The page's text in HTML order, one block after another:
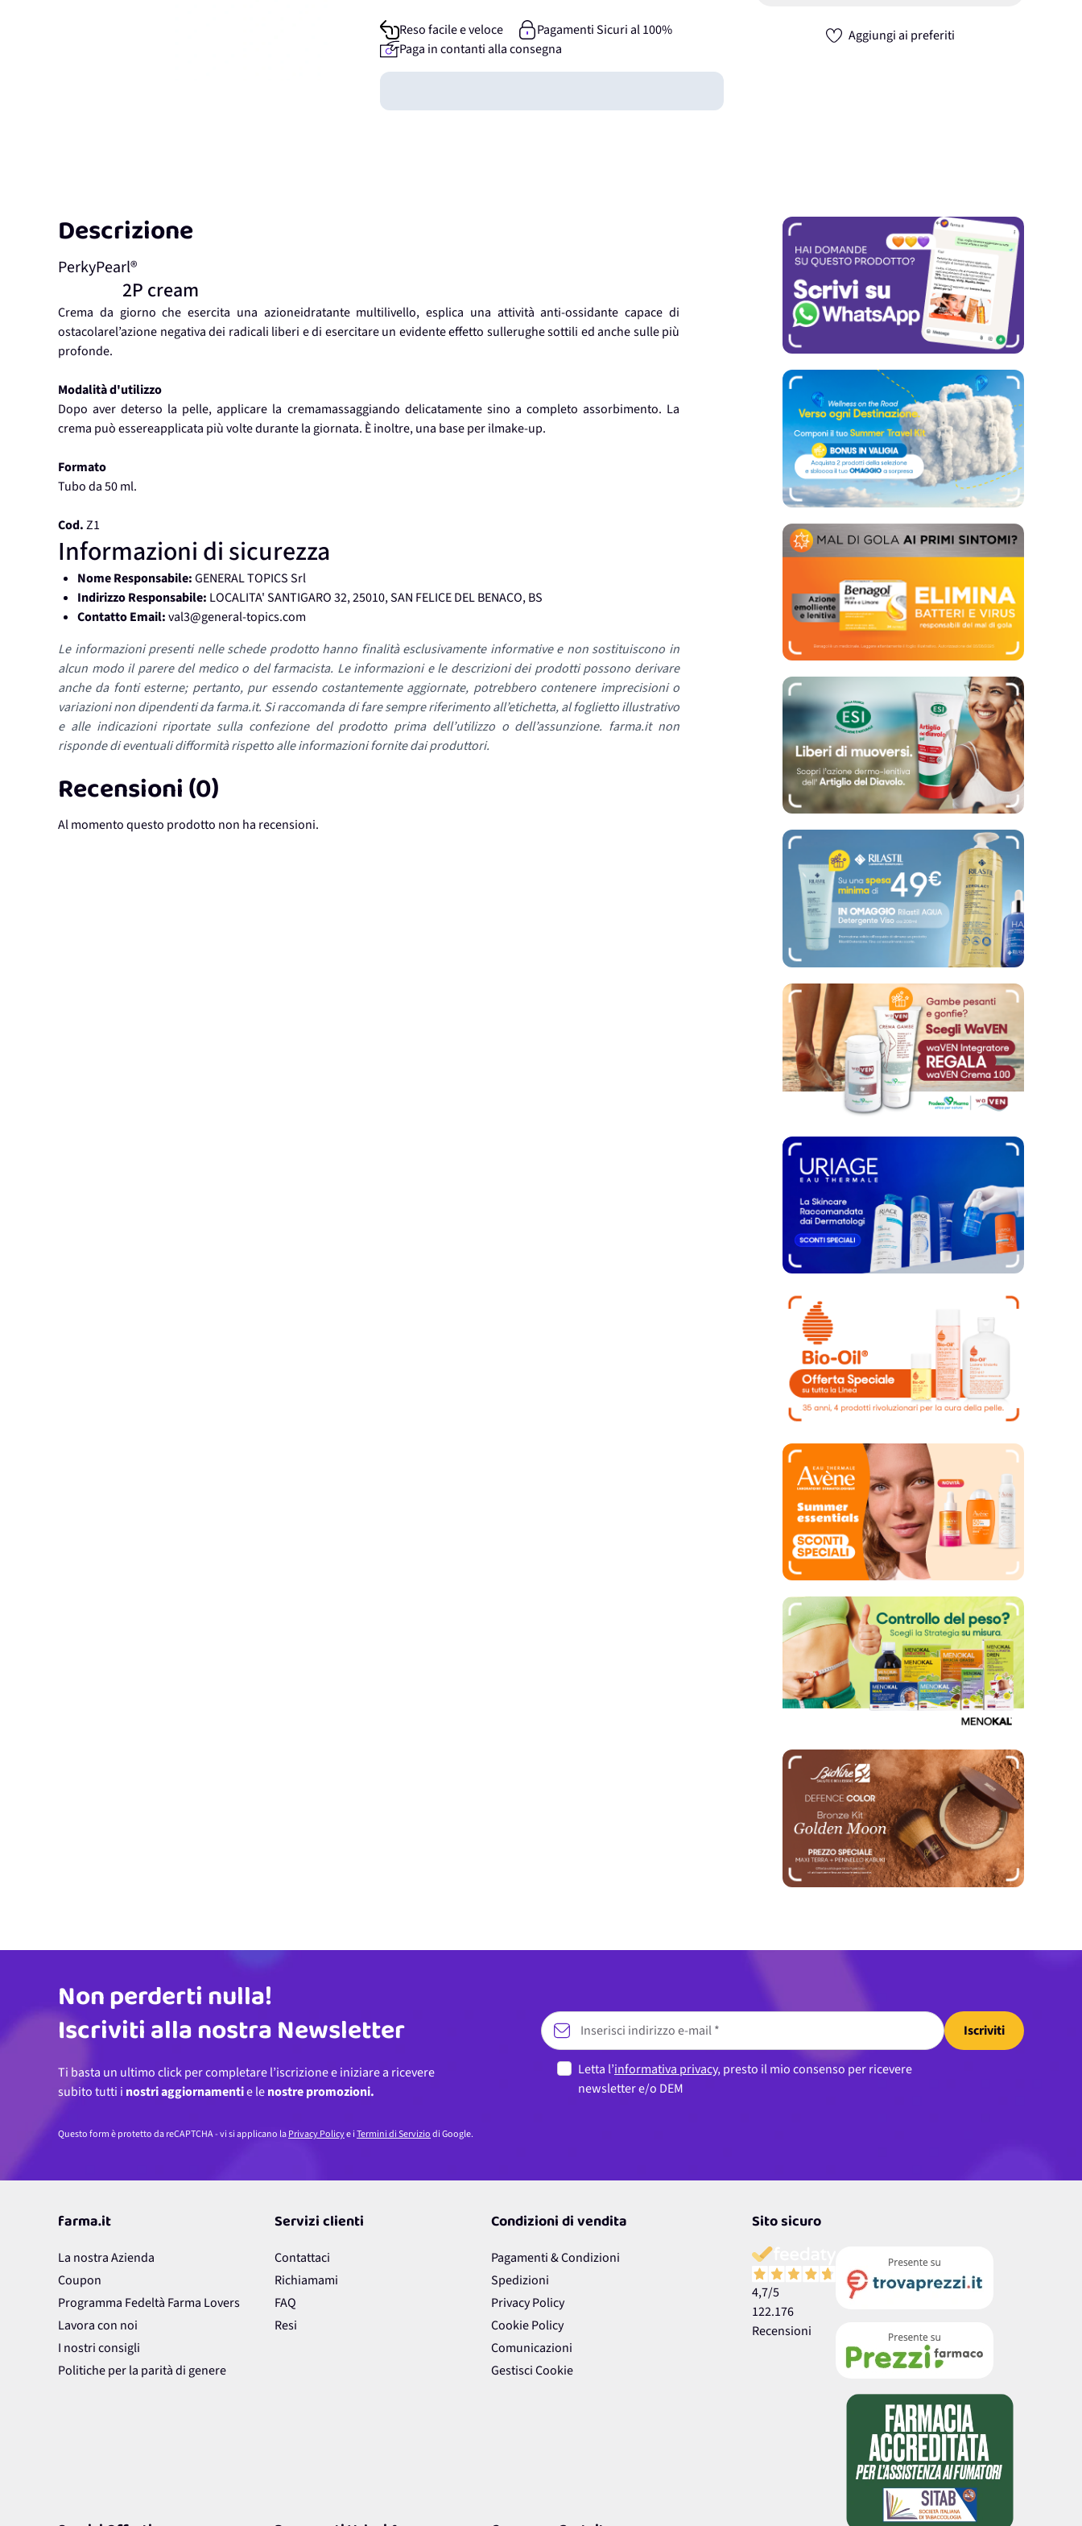
Aggiungi ai preferiti
Reso facile e veloce
Pagamenti Sicuri al 100%
Paga in contanti alla consegna
Guadagna
Descrizione
PerkyPearl®
2P cream
Crema da giorno che esercita una azioneidratante multilivello, esplica una attività anti-ossidante capace di
ostacolarel’azione negativa dei radicali liberi e di esercitare un evidente effetto sullerughe sottili ed anche sulle più
profonde.
Modalità d'utilizzo
Dopo aver deterso la pelle, applicare la cremamassaggiando delicatamente sino a completo assorbimento. La
crema può essereapplicata più volte durante la giornata. È inoltre, una base per ilmake-up.
Formato
Tubo da 50 ml.
Cod.Z1
Informazioni di sicurezza
Nome Responsabile:GENERAL TOPICS Srl
Indirizzo Responsabile: LOCALITA' SANTIGARO 32, 25010, SAN FELICE DEL BENACO, BS
Contatto Email:val3@general-topics.com
Le informazioni presenti nelle schede prodotto hanno finalità esclusivamente informative e non sostituiscono in
alcun modo il parere del medico o del farmacista. Le informazioni e le descrizioni dei prodotti possono derivare
anche da fonti esterne; pertanto, pur essendo costantemente aggiornate, potrebbero contenere imprecisioni o
variazioni non dipendenti da farma.it. Si raccomanda di fare sempre riferimento all’etichetta, al foglietto illustrativo
e alle indicazioni riportate sulla confezione del prodotto prima dell’utilizzo o dell’assunzione. farma.it non
risponde di eventuali difformità rispetto alle informazioni fornite dai produttori.
Recensioni (0)
Al momento questo prodotto non ha recensioni.
Indirizzo email
Non perderti nulla!
Iscriviti alla nostra Newsletter
Ti basta un ultimo click per completare l’iscrizione e iniziare a ricevere
subito tutti i nostri aggiornamentie lenostre promozioni.
Iscriviti
Letta l’informativa privacy, presto il mio consenso per ricevere
newsletter e/o DEM
Questo form è protetto da reCAPTCHA - vi si applicano laPrivacy Policye iTermini di Serviziodi Google.
farma.it
La nostra Azienda
Coupon
Programma Fedeltà Farma Lovers
Lavora con noi
I nostri consigli
Politiche per la parità di genere
Servizi clienti
Contattaci
Richiamami
FAQ
Resi
Condizioni di vendita
Pagamenti & Condizioni
Spedizioni
Privacy Policy
Cookie Policy
Comunicazioni
Gestisci Cookie
Sito sicuro
4,7/5
122.176
Recensioni